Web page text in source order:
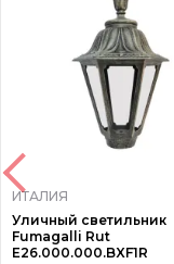
ИТАЛИЯ
Уличный светильник
Fumagalli Rut
E26.000.000.BXF1R